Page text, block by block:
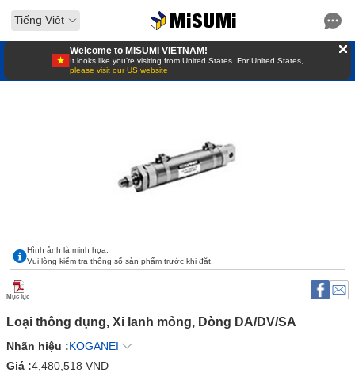
Tiếng Việt
Welcome to MISUMI VIETNAM!
It looks like you’re visiting from United States. For United States,
please visit our US website
Hình ảnh là minh họa.
Vui lòng kiểm tra thông số sản phẩm trước khi đặt.
Mục lục
Loại thông dụng, Xi lanh mỏng, Dòng DA/DV/SA
Nhãn hiệu :KOGANEI
Giá :4,480,518 VND